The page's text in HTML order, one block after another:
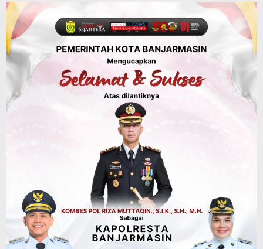
Digital, Target 30 Persen IKD Masih
Jauh, Komisi II DPR Turun Tangan
Agustus 7, 2026
Dinas PUPR Kalsel Headline Pembangunan
Jalan Veteran Km 5,5 Sungai Lulut
Dibuka Pasca Retak dan Amblas,
Angkutan Bertonase 6 Ton Lebih Tak
Diperbolehkan Melintas
Headline
Panaskan Kembali Arena Panjat Tebing,
FPTI Banjarmasin Siapkan Sirkuit se-
Kalsel